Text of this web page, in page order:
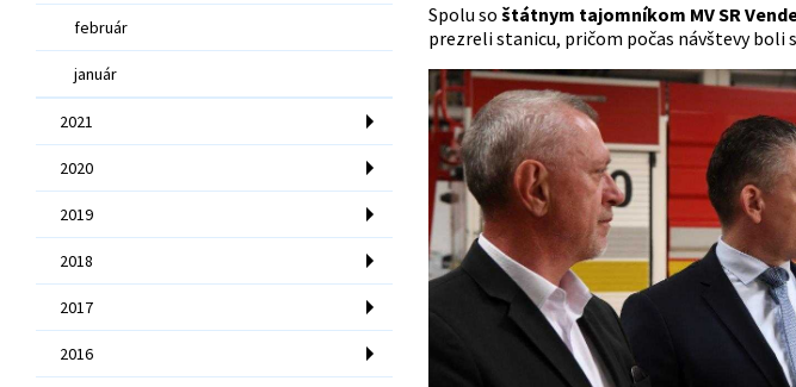
február
január
2021
2020
2019
2018
2017
2016
Spolu so štátnym tajomníkom MV SR
prezreli stanicu, pričom počas návštevy boli